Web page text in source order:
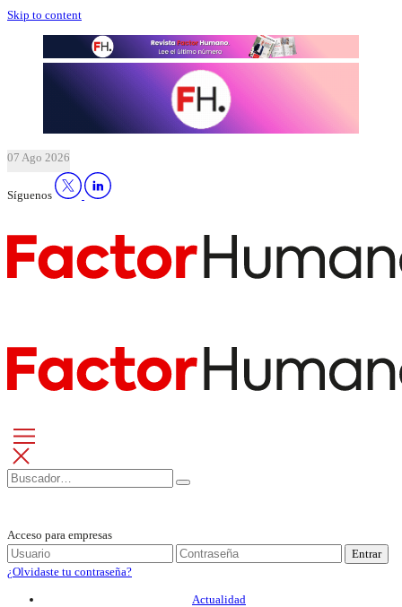
Skip to content
07 Ago 2026
Síguenos
Acceso para empresas
Entrar
¿Olvidaste tu contraseña?
Actualidad